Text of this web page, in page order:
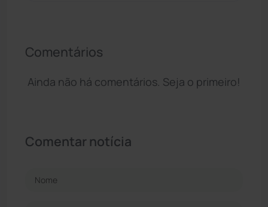
Comentários
Ainda não há comentários. Seja o primeiro!
Comentar notícia